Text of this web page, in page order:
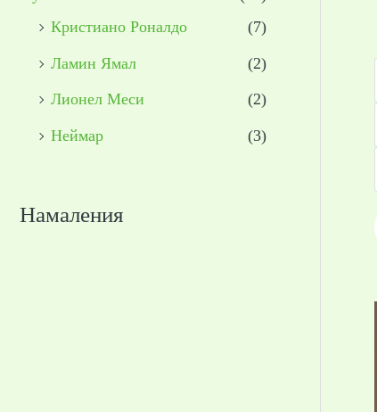
Кристиано Роналдо
(7)
Ламин Ямал (2)
Лионел Меси (2)
Неймар (3)
Намаления